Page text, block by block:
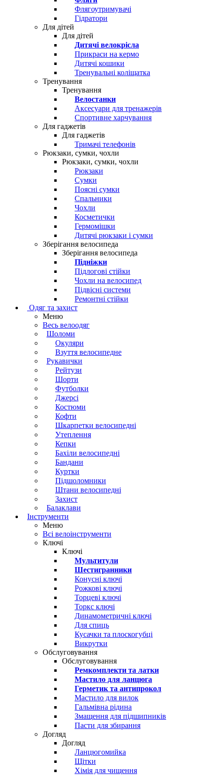
Флягоутримувачі
Гідратори
Для дітей
Для дітей
Дитячі велокрісла
Прикраси на кермо
Дитячі кошики
Тренувальні коліщатка
Тренування
Тренування
Велостанки
Аксесуари для тренажерів
Спортивне харчування
Для гаджетів
Для гаджетів
Тримачі телефонів
Рюкзаки, сумки, чохли
Рюкзаки, сумки, чохли
Рюкзаки
Сумки
Поясні сумки
Спальники
Чохли
Косметички
Гермомішки
Дитячі рюкзаки і сумки
Зберігання велосипеда
Зберігання велосипеда
Підніжки
Підлогові стійки
Чохли на велосипед
Підвісні системи
Ремонтні стійки
Одяг та захист
Меню
Весь велоодяг
Шоломи
Окуляри
Взуття велосипедне
Рукавички
Рейтузи
Шорти
Футболки
Джерсі
Костюми
Кофти
Шкарпетки велосипедні
Утеплення
Кепки
Бахіли велосипедні
Бандани
Куртки
Підшоломники
Штани велосипедні
Захист
Балаклави
Інструменти
Меню
Всі велоінструменти
Ключі
Ключі
Мультитули
Шестигранники
Конусні ключі
Рожкові ключі
Торцеві ключі
Торкс ключі
Динамометричні ключі
Для спиць
Кусачки та плоскогубці
Викрутки
Обслуговування
Обслуговування
Ремкомплекти та латки
Мастило для ланцюга
Герметик та антипрокол
Мастило для вилок
Гальмівна рідина
Змащення для підшипників
Пасти для збирання
Догляд
Догляд
Ланцюгомийка
Щітки
Хімія для чищення